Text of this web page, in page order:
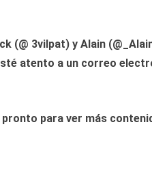
(@ 3vilpat) y Alain
atento a un correo
para ver más